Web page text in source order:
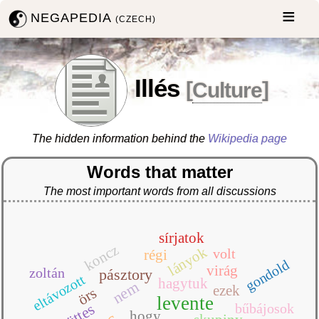
NEGAPEDIA(CZECH)
Illés [Culture]
The hidden information behind the Wikipedia page
Words that matter
The most important words from all discussions
levente
nem
pásztory
ezek
hagytuk
koncz lányok
régi
sírjatok
virág
örs
bűbájosok
eltávozott gondold
volt
zoltán